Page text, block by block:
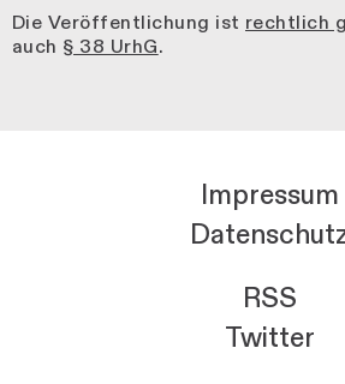
Die Veröffentlichung ist rechtlich
auch § 38 UrhG.
Impressum
RSS
Twitter